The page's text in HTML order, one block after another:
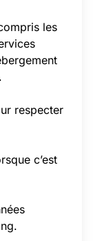
les
respecter
c’est